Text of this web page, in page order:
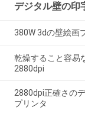
デジタル壁の印
380W 3dの壁絵画
乾燥すること容易
2880dpi
2880dpi正確さの
プリンタ